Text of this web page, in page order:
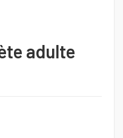
adulte